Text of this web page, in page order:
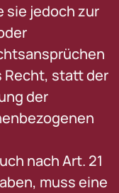
sie jedoch zur
Recht, statt der
der
nach Art. 21
muss eine